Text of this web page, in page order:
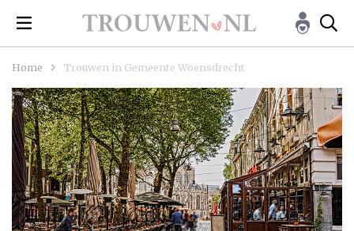
Home Trouwen in Gemeente Woensdrecht